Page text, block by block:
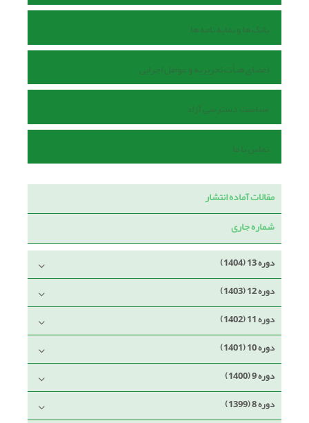
بانک ها و نمایه نامه ها
اعضای هیأت تحریریه و عوامل اجرایی
سیاست دسترسی آزاد
تماس با ما
مقالات آماده انتشار
شماره جاری
دوره 13 (1404)
دوره 12 (1403)
دوره 11 (1402)
دوره 10 (1401)
دوره 9 (1400)
دوره 8 (1399)